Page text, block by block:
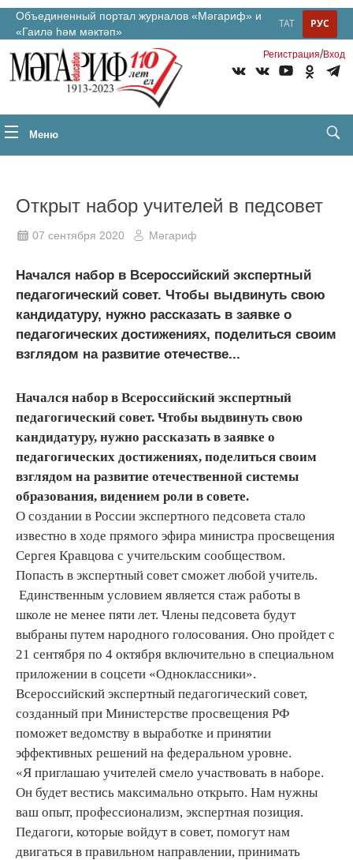
Объединенный портал журналов «Мәгариф» и
«Гаилә һәм мәктәп»
РУС
ТАТ
Регистрация/Вход
Меню
Открыт набор учителей в педсовет
07 сентября 2020 Мәгариф
Начался набор в Всероссийский экспертный
педагогический совет. Чтобы выдвинуть свою
кандидатуру, нужно рассказать в заявке о
педагогических достижениях, поделиться своим
взглядом на развитие отечестве...
Начался набор в Всероссийский экспертный
педагогический совет. Чтобы выдвинуть свою
кандидатуру, нужно рассказать в заявке о
педагогических достижениях, поделиться своим
взглядом на развитие отечественной системы
образования, видением роли в совете.
О создании в России экспертного педсовета стало
известно в ходе прямого эфира министра просвещения
Сергея Кравцова с учительским сообществом.
Попасть в экспертный совет сможет любой учитель.
Единственным условием является стаж работы в
школе не менее пяти лет. Члены педсовета будут
выбраны путем народного голосования. Оно пройдет с
21 сентября по 4 октября включительно в специальном
приложении в соцсети «Одноклассники».
Всероссийский экспертный педагогический совет,
созданный при Министерстве просвещения РФ
поможет ведомству в выработке и принятии
эффективных решений на федеральном уровне.
«Я приглашаю учителей смело участвовать в наборе.
Он будет вестись максимально открыто. Нам нужны
ваш опыт, профессионализм, экспертная позиция.
Педагоги, которые войдут в совет, помогут нам
двигаться в правильном направлении, принимать